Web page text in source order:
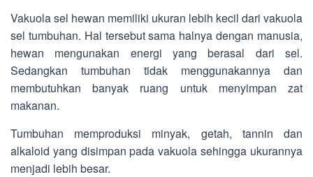
Vakuola sel hewan memiliki ukuran lebih kecil dari vakuola
sel tumbuhan. Hal tersebut sama halnya dengan manusia,
hewan mengunakan energi yang berasal dari sel.
Sedangkan tumbuhan tidak menggunakannya dan
membutuhkan banyak ruang untuk menyimpan zat
makanan.
Tumbuhan memproduksi minyak, getah, tannin dan
alkaloid yang disimpan pada vakuola sehingga ukurannya
menjadi lebih besar.